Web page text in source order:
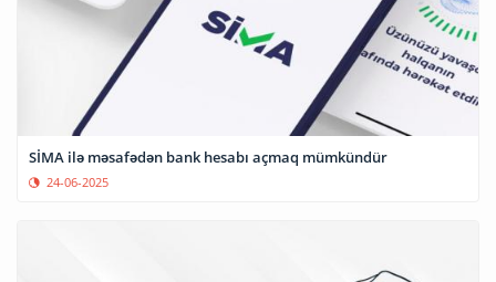
SİMA ilə məsafədən bank hesabı açmaq mümkündür
24-06-2025